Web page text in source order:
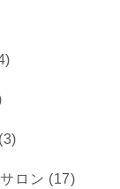
ロン (17)